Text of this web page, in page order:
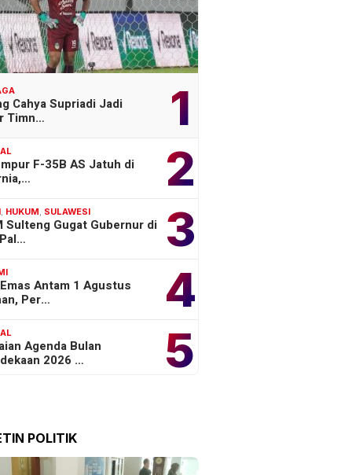
1
Cahya Supriadi Jadi
Timn…
2
F-35B AS Jatuh di
3
HUKUM SULAWESI
Sulteng Gugat Gubernur di
4
Antam 1 Agustus
Per…
5
Agenda Bulan
2026 …
POLITIK